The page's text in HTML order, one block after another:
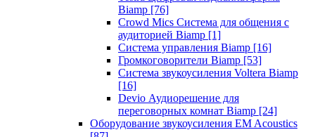
Biamp [76]
Crowd Mics Система для общения с
аудиторией Biamp [1]
Система управления Biamp [16]
Громкоговорители Biamp [53]
Система звукоусиления Voltera Biamp
[16]
Devio Аудиорешение для
переговорных комнат Biamp [24]
Оборудование звукоусиления EM Acoustics